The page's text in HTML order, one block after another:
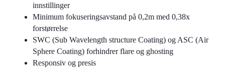
innstillinger
Minimum fokuseringsavstand på 0,2m med 0,38x
forstørrelse
SWC (Sub Wavelength structure Coating) og ASC (Air
Sphere Coating) forhindrer flare og ghosting
Responsiv og presis